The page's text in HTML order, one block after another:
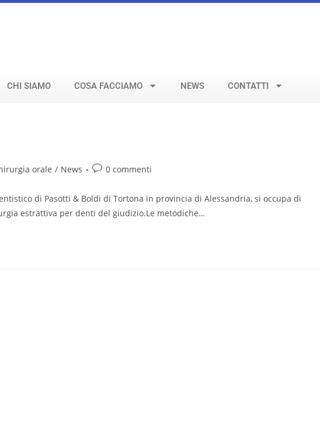
CHI SIAMO COSA FACCIAMO NEWS CONTATTI
orale / News 0 commenti
di Pasotti & Boldi di Tortona in provincia di Alessandria, si occupa di
estrattiva per denti del giudizio.Le metodiche…